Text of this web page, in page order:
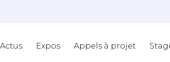
Actus Expos Appels à projet